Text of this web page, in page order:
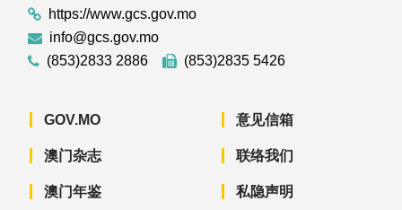
https://www.gcs.gov.mo
info@gcs.gov.mo
(853)2833 2886
(853)2835 5426
GOV.MO
澳门杂志
澳门年鉴
意见信箱
联络我们
私隐声明